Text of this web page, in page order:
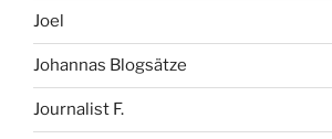
Joel
Johannas Blogsätze
Journalist F.